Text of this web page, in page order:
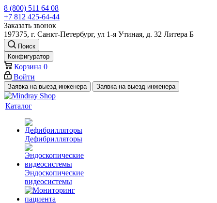
8 (800) 511 64 08
+7 812 425-64-44
Заказать звонок
197375, г. Санкт-Петербург, ул 1-я Утиная, д. 32 Литера Б
Поиск
Конфигуратор
Корзина 0
Войти
Заявка на выезд инженера Заявка на выезд инженера
Каталог
Дефибрилляторы
Эндоскопические
видеосистемы